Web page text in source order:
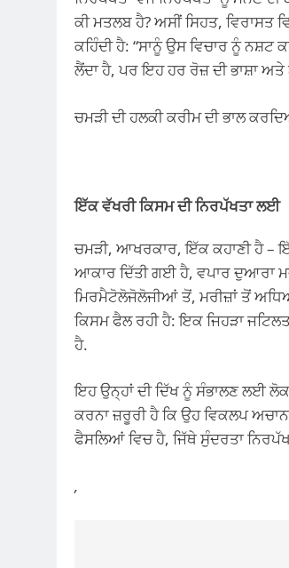
ਕੀ ਮਤਲਬ ਹੈ? ਅਸੀਂ ਸਿਹਤ, ਵਿਰਾਸਤ
ਕਹਿੰਦੀ ਹੈ: “ਸਾਨੂੰ ਉਸ ਵਿਚਾਰ ਨੂੰ ਨਸ਼ਟ
ਲੈਂਦਾ ਹੈ, ਪਰ ਇਹ ਹਰ ਰੋਜ਼ ਦੀ ਭਾਸ਼ਾ ਅਤੇ
ਚਮੜੀ ਦੀ ਹਲਕੀ ਕਰੀਮ ਦੀ ਭਾਲ
ਇੱਕ ਵੱਖਰੀ ਕਿਸਮ ਦੀ ਨਿਰਪੱਖਤਾ ਲਈ
ਚਮੜੀ, ਆਖਰਕਾਰ, ਇੱਕ ਕਹਾਣੀ ਹੈ –
ਆਕਾਰ ਦਿੱਤੀ ਗਈ ਹੈ, ਵਪਾਰ ਦੁਆਰਾ
ਮਿਰਮੈਟੋਲੋਜੋਲੋਜੀਆਂ ਤੋਂ, ਮਰੀਜ਼ਾਂ ਤੋਂ
ਕਿਸਮ ਫੈਲ ਰਹੀ ਹੈ: ਇਕ ਜਿਹੜਾ
ਹੈ.
ਇਹ ਉਨ੍ਹਾਂ ਦੀ ਦਿੱਖ ਨੂੰ ਸੰਭਾਲਣ ਲਈ
ਕਰਨਾ ਜ਼ਰੂਰੀ ਹੈ ਕਿ ਉਹ ਵਿਕਲਪ
ਫੈਸਲਿਆਂ ਵਿਚ ਹੈ, ਜਿੱਥੇ ਸੁੰਦਰਤਾ
,